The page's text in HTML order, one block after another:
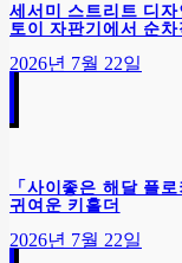
세서미 스트리트 디
토이 자판기에서 순차
2026년 7월 22일
「사이좋은 해달 플
귀여운 키홀더
2026년 7월 22일